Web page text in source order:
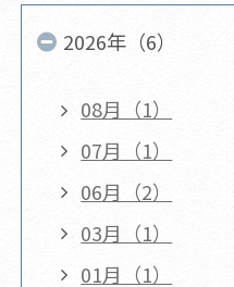
2026年（6）
08月（1）
07月（1）
06月（2）
03月（1）
01月（1）